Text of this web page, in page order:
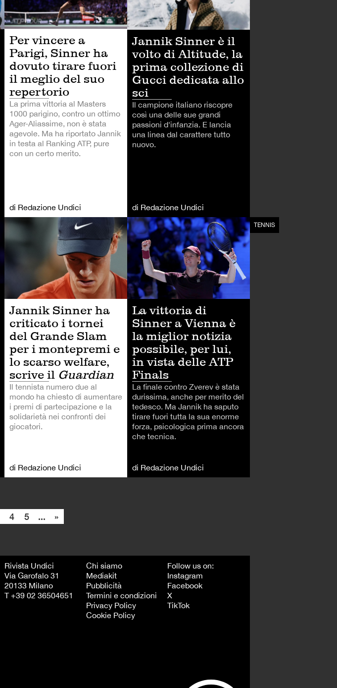
Per vincere a
Parigi, Sinner ha
dovuto tirare fuori
il meglio del suo
repertorio
La prima vittoria al Masters
1000 parigino, contro un ottimo
Ager-Aliassime, non è stata
agevole. Ma ha riportato Jannik
in testa al Ranking ATP, pure
con un certo merito.
di Redazione Undici
Jannik Sinner è il
volto di Altitude, la
prima collezione di
Gucci dedicata allo
sci
Il campione italiano riscopre
così una delle sue grandi
passioni d'infanzia. E lancia
una linea dal carattere tutto
nuovo.
di Redazione Undici
TENNIS TENNIS
Jannik Sinner ha
criticato i tornei
del Grande Slam
per i montepremi e
lo scarso welfare,
scrive il Guardian
Il tennista numero due al
mondo ha chiesto di aumentare
i premi di partecipazione e la
solidarietà nei confronti dei
giocatori.
di Redazione Undici
TENNIS
La vittoria di
Sinner a Vienna è
la miglior notizia
possibile, per lui,
in vista delle ATP
Finals
La finale contro Zverev è stata
durissima, anche per merito del
tedesco. Ma Jannik ha saputo
tirare fuori tutta la sua enorme
forza, psicologica prima ancora
che tecnica.
di Redazione Undici
4 5 ... »
Rivista Undici
Via Garofalo 31
20133 Milano
T +39 02 36504651
Chi siamo
Mediakit
Pubblicità
Termini e condizioni
Privacy Policy
Cookie Policy
Follow us on:
Instagram
Facebook
X
TikTok